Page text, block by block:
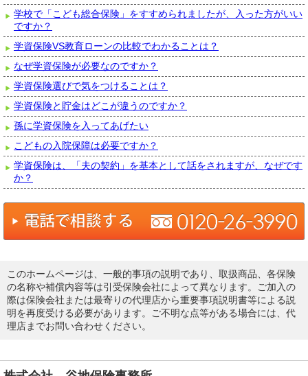
学校で「こども総合保険」をすすめられましたが、入った方がいい
ですか？
学資保険VS教育ローンの比較でわかることは？
なぜ学資保険が必要なのですか？
学資保険選びで気をつけることは？
学資保険と貯金はどこが違うのですか？
孫に学資保険を入ってあげたい
こどもの入院保障は必要ですか？
学資保険は、「夫の契約」を基本として話をされますが、なぜです
か？
このホームページは、一般的事項の説明であり、取扱商品、各保険
の名称や補償内容等は引受保険会社によって異なります。ご加入の
際は保険会社または最寄りの代理店から重要事項説明書等による説
明を再度受ける必要があります。ご不明な点等がある場合には、代
理店までお問い合わせください。